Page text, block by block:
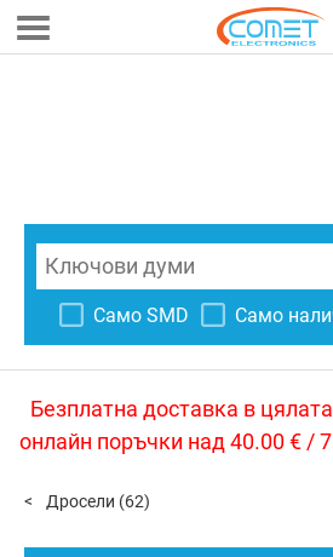
Само SMD Само
Безплатна доставка в
онлайн поръчки над 40.00 € /
Дросели (62)